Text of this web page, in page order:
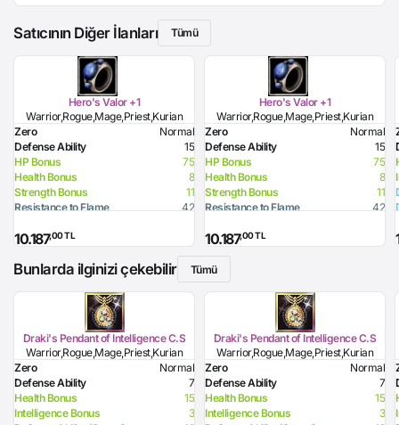
Satıcının Diğer İlanları Tümü
Hero's Valor +1
Warrior,Rogue,Mage,Priest,Kurian
Zero
Normal
Defense Ability
15
HP Bonus
75
Health Bonus
8
Strength Bonus
11
Resistance to Flame
42
Resistance to Lighting
10.187,00 TL
Hero's Valor +1
Warrior,Rogue,Mage,Priest,Kurian
Zero
Normal
Defense Ability
15
HP Bonus
75
Health Bonus
8
Strength Bonus
11
Resistance to Flame
42
Resistance to Lighting
10.187,00 TL
Bunlarda ilginizi çekebilir
Tümü
Draki's Pendant of Intelligence C.S
Warrior,Rogue,Mage,Priest,Kurian
Zero
Normal
Defense Ability
7
Health Bonus
15
Intelligence Bonus
3
Draki's Pendant of Intelligence C.S
Warrior,Rogue,Mage,Priest,Kurian
Zero
Normal
Defense Ability
7
Health Bonus
15
Intelligence Bonus
3